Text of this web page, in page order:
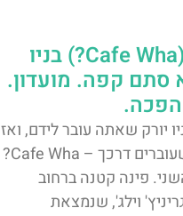
קפה ווה (Cafe Wha?) בניו
סתם קפה. מועדון.
יורק שאתה עובר לידם, ואז
יש מקומות שעוברים דרכך – Cafe Wha?
פינה קטנה ברחוב
וילג', שנמצאת